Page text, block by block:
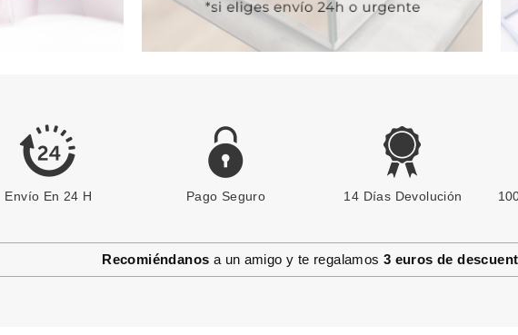
Envío En 24 H Pago Seguro 14 Días Devolución
Recomiéndanos a un amigo y te regalamos 3 euros de